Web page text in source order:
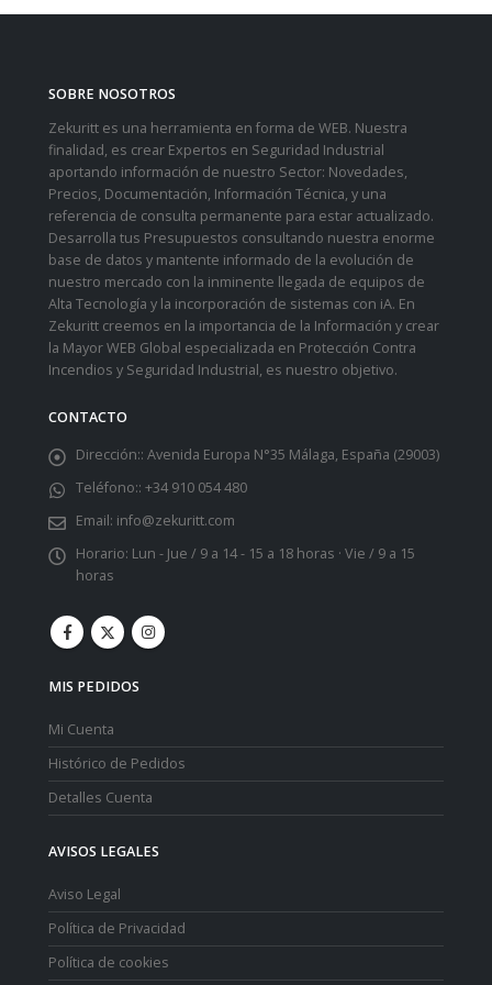
SOBRE NOSOTROS
Zekuritt es una herramienta en forma de WEB. Nuestra
finalidad, es crear Expertos en Seguridad Industrial
aportando información de nuestro Sector: Novedades,
Precios, Documentación, Información Técnica, y una
referencia de consulta permanente para estar actualizado.
Desarrolla tus Presupuestos consultando nuestra enorme
base de datos y mantente informado de la evolución de
nuestro mercado con la inminente llegada de equipos de
Alta Tecnología y la incorporación de sistemas con iA. En
Zekuritt creemos en la importancia de la Información y crear
la Mayor WEB Global especializada en Protección Contra
Incendios y Seguridad Industrial, es nuestro objetivo.
CONTACTO
Dirección:: Avenida Europa N°35 Málaga, España (29003)
Teléfono:: +34 910 054 480
Email: info@zekuritt.com
Horario: Lun - Jue / 9 a 14 - 15 a 18 horas · Vie / 9 a 15
horas
MIS PEDIDOS
Mi Cuenta
Histórico de Pedidos
Detalles Cuenta
AVISOS LEGALES
Aviso Legal
Política de Privacidad
Política de cookies